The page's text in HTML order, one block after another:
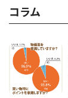
コラム